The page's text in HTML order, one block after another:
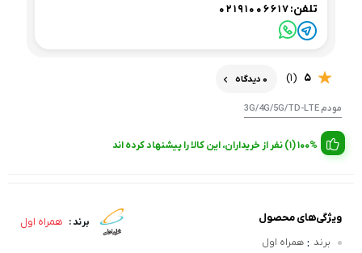
تلفن:02191006617
5
(1) 0 دیدگاه
مودم 3G/4G/5G/TD-LTE
100% (1) نفر از خریداران، این کالا را پیشنهاد کرده اند
برند : همراه اول ویژگی‌های محصول
برند : همراه اول